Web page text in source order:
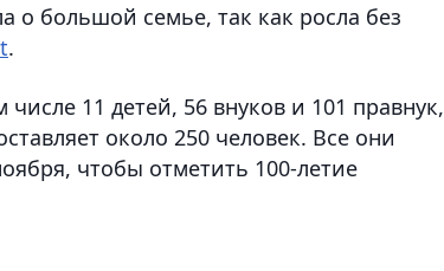
о большой семье, так как росла без
.
11 детей, 56 внуков и 101 правнук,
около 250 человек. Все они
чтобы отметить 100-летие